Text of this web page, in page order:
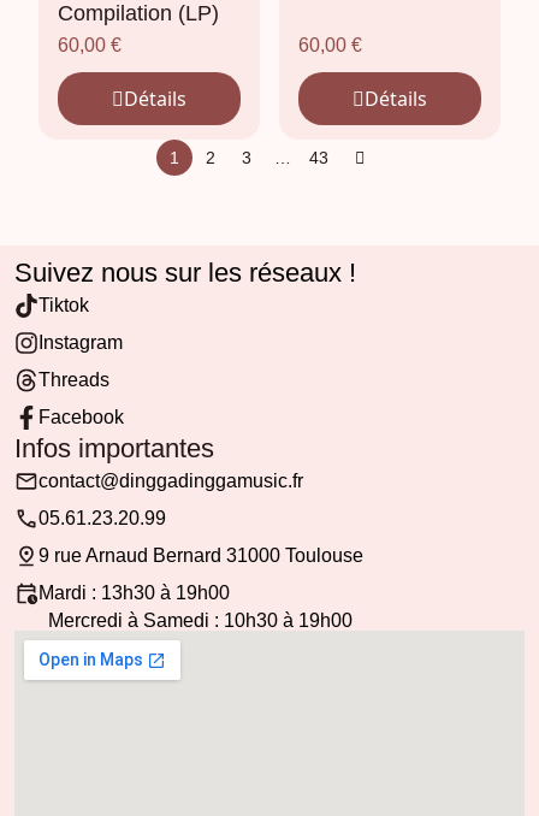
Compilation (LP)
60,00€
Détails
60,00 €
Détails
1 2 3 43
Suivez nous sur les réseaux !
Tiktok
Instagram
Threads
Facebook
Infos importantes
contact@dinggadinggamusic.fr
05.61.23.20.99
9 rue Arnaud Bernard 31000 Toulouse
Mardi : 13h30 à 19h00
Mercredi à Samedi : 10h30 à 19h00